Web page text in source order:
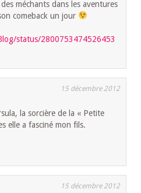
méchants dans les aventures
comeback un jour
status/2800753474526453
15 décembre 2012
la sorcière de la « Petite
elle a fasciné mon fils.
15 décembre 2012